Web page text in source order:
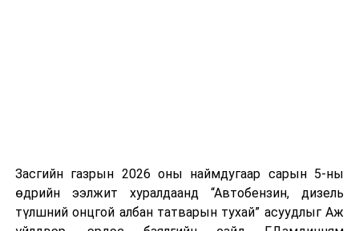
Засгийн газрын 2026 оны наймдугаар сарын 5-ны
өдрийн ээлжит хуралдаанд “Автобензин, дизель
түлшний онцгой албан татварын тухай” асуудлыг Аж